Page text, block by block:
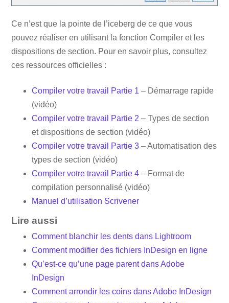
Ce n’est que la pointe de l’iceberg de ce que vous
pouvez réaliser en utilisant la fonction Compiler et les
dispositions de section. Pour en savoir plus, consultez
ces ressources officielles :
Compiler votre travail Partie 1 – Démarrage rapide
(vidéo)
Compiler votre travail Partie 2 – Types de section
et dispositions de section (vidéo)
Compiler votre travail Partie 3 – Automatisation des
types de section (vidéo)
Compiler votre travail Partie 4 – Format de
compilation personnalisé (vidéo)
Manuel d’utilisation Scrivener
Lire aussi
Comment blanchir les dents dans Lightroom
Comment modifier des fichiers InDesign en ligne
Qu’est-ce qu’une page parent dans Adobe
InDesign
Comment arrondir les coins dans Adobe InDesign